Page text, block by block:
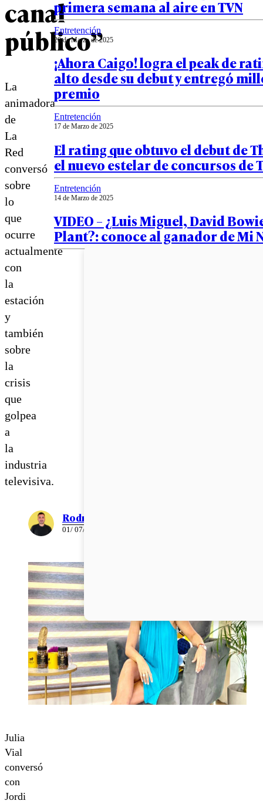
canal
público”
La
animadora
de
La
Red
conversó
sobre
lo
que
ocurre
actualmente
con
la
estación
y
también
sobre
la
crisis
que
golpea
a
la
industria
televisiva.
Rodrigo León
01/ 07/ 2020
Julia
Vial
conversó
con
Jordi
primera semana al aire en TVN
Entretención
20 de Marzo de 2025
¡Ahora Caigo! logra el peak de
alto desde su debut y entregó
premio
Entretención
17 de Marzo de 2025
El rating que obtuvo el debut de
el nuevo estelar de concursos de
Entretención
14 de Marzo de 2025
VIDEO – ¿Luis Miguel, David
Plant?: conoce al ganador de Mi